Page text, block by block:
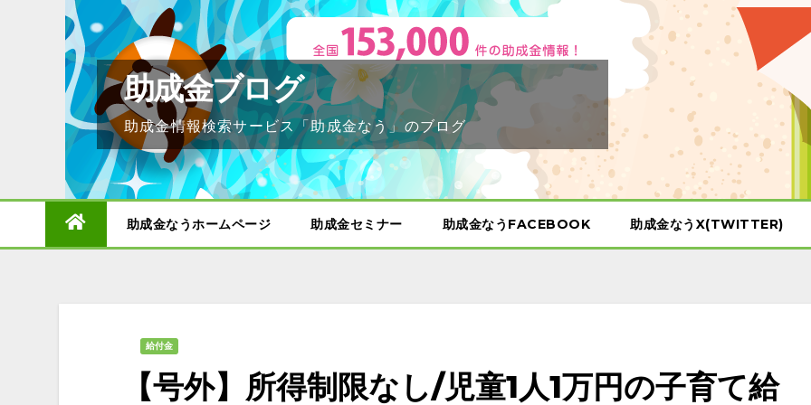
助成金ブログ
助成金情報検索サービス「助成金なう」のブログ
助成金なうホームページ 助成金セミナー 助成金なうFACEBOOK 助成金なうX(TWITTER)
給付金
【号外】所得制限なし/児童1人1万円の子育て給